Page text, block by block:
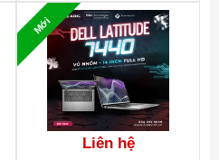
Mới
Liên hệ